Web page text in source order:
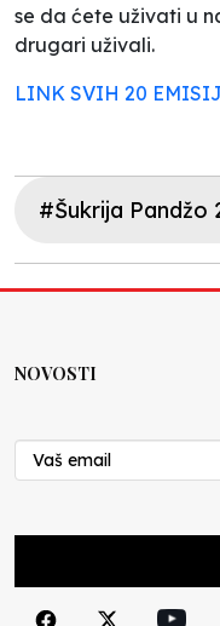
se da ćete uživati u
drugari uživali.
LINK SVIH 20
#Šukrija Pandžo
NOVOSTI